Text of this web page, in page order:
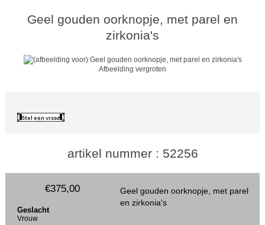
Geel gouden oorknopje, met parel en
zirkonia's
Afbeelding vergroten
artikel nummer : 52256
Geel gouden oorknopje, met parel
en zirkonia's
€375,00
Geslacht
Vrouw